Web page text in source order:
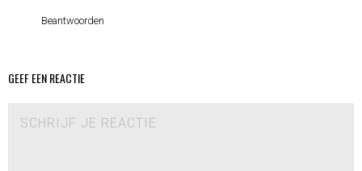
Beantwoorden
GEEF EEN REACTIE